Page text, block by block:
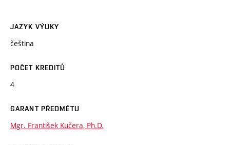
JAZYK VÝUKY
čeština
POČET KREDITŮ
4
GARANT PŘEDMĚTU
Mgr. František Kučera, Ph.D.